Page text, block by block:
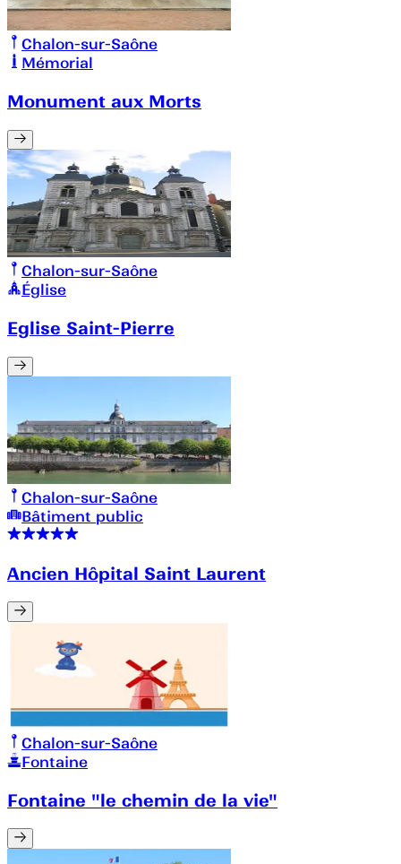
Chalon-sur-Saône
Mémorial
Monument aux Morts
Chalon-sur-Saône
Église
Eglise Saint-Pierre
Chalon-sur-Saône
Bâtiment public
Ancien Hôpital Saint Laurent
Chalon-sur-Saône
Fontaine
Fontaine "le chemin de la vie"